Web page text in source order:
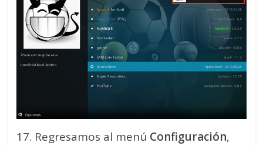
17. Regresamos al menú Configuración,